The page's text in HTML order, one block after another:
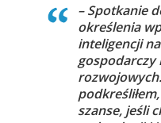
– Spotkanie
określenia
inteligencji
gospodarczy
szanse, jeśli